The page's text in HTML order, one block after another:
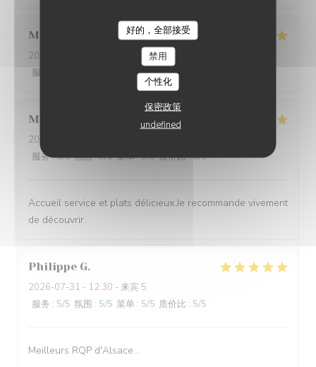
好的，全部接受
禁用
个性化
保密政策
undefined
Marie
2026-08-03
服务
:5/5 质价比
Michele
2026-08-03
服务:5/5 氛围:5/5 菜单:5/5 质价比:5/5
Accueil service et plats délicieux.Je recommande vivement
de découvrir.
Philippe G
2026-07-31 - 12:30 - 来宾 5
服务 : 5/5 氛围 : 5/5 菜单 : 5/5 质价比 : 5/5
Meilleurs RQP d'Alsace...
L'AUBERGE AUX 4 SAISONS